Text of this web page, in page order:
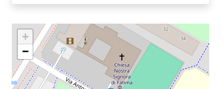
su
+
−